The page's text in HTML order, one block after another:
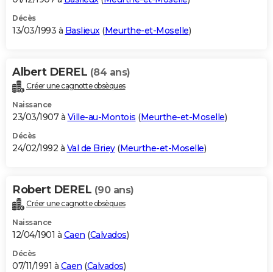
Décès
13/03/1993 à Baslieux(Meurthe-et-Moselle)
Albert DEREL (84 ans)
Créer une cagnotte obsèques
Naissance
23/03/1907 à Ville-au-Montois (Meurthe-et-Moselle)
Décès
24/02/1992 à Val de Briey(Meurthe-et-Moselle)
Robert DEREL (90 ans)
Créer une cagnotte obsèques
Naissance
12/04/1901 à Caen (Calvados)
Décès
07/11/1991 à Caen (Calvados)